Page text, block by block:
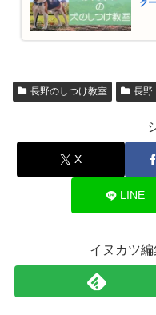
ク
長野のしつけ教室 長野
X
LINE
イヌカツ